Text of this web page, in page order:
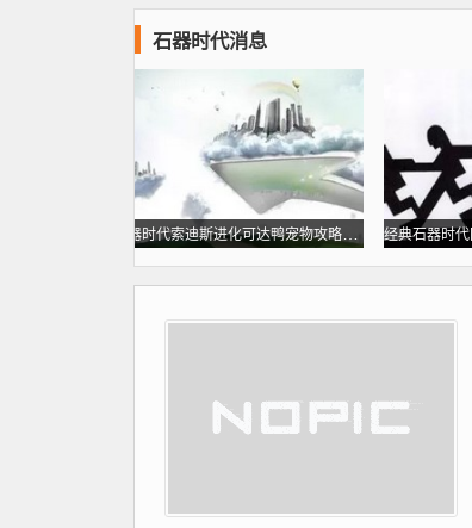
石器时代消息
石器时代索迪斯进化可达鸭宠物攻略天空石器官网